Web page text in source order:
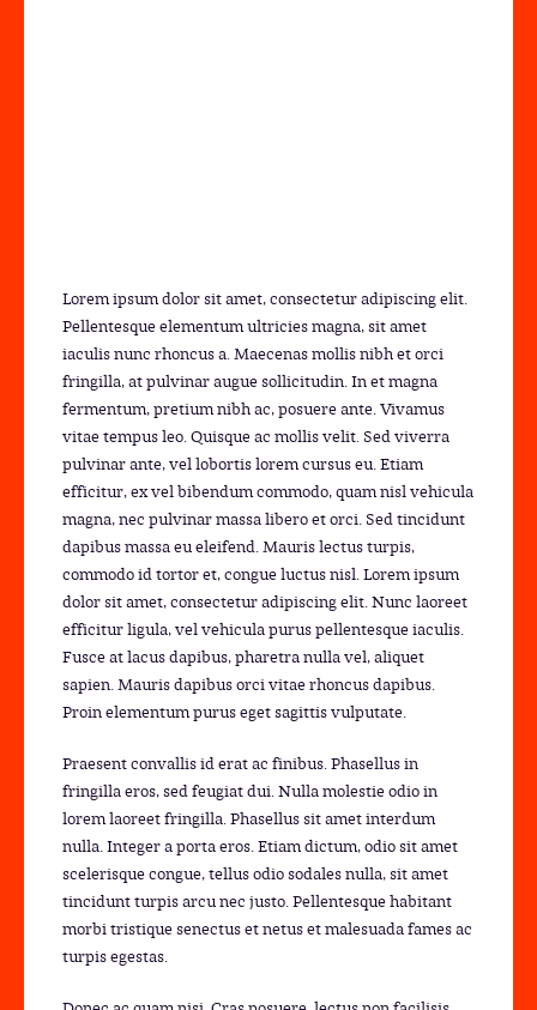
Lorem ipsum dolor sit amet, consectetur adipiscing elit.
Pellentesque elementum ultricies magna, sit amet
iaculis nunc rhoncus a. Maecenas mollis nibh et orci
fringilla, at pulvinar augue sollicitudin. In et magna
fermentum, pretium nibh ac, posuere ante. Vivamus
vitae tempus leo. Quisque ac mollis velit. Sed viverra
pulvinar ante, vel lobortis lorem cursus eu. Etiam
efficitur, ex vel bibendum commodo, quam nisl vehicula
magna, nec pulvinar massa libero et orci. Sed tincidunt
dapibus massa eu eleifend. Mauris lectus turpis,
commodo id tortor et, congue luctus nisl. Lorem ipsum
dolor sit amet, consectetur adipiscing elit. Nunc laoreet
efficitur ligula, vel vehicula purus pellentesque iaculis.
Fusce at lacus dapibus, pharetra nulla vel, aliquet
sapien. Mauris dapibus orci vitae rhoncus dapibus.
Proin elementum purus eget sagittis vulputate.
Praesent convallis id erat ac finibus. Phasellus in
fringilla eros, sed feugiat dui. Nulla molestie odio in
lorem laoreet fringilla. Phasellus sit amet interdum
nulla. Integer a porta eros. Etiam dictum, odio sit amet
scelerisque congue, tellus odio sodales nulla, sit amet
tincidunt turpis arcu nec justo. Pellentesque habitant
morbi tristique senectus et netus et malesuada fames ac
turpis egestas.